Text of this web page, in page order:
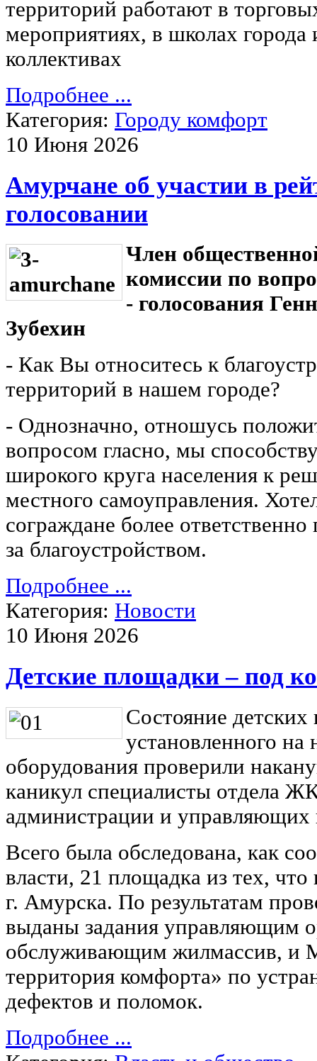
территорий работают в
мероприятиях, в школах города
коллективах
Подробнее ...
Категория: Городу комфорт
10 Июня 2026
Амурчане об участии в
голосовании
Член
комиссии по
- голосования
Зубехин
- Как Вы относитесь к
территорий в нашем городе?
- Однозначно, отношусь
вопросом гласно, мы
широкого круга населения к
местного самоуправления.
сограждане более
за благоустройством.
Подробнее ...
Категория: Новости
10 Июня 2026
Детские площадки – под
Состояние
установленного на
оборудования проверили
каникул специалисты отдела
администрации и управляющих
Всего была обследована, как
власти, 21 площадка из тех,
г. Амурска. По результатам
выданы задания управляющим
обслуживающим жилмассив, и
территория комфорта» по
дефектов и поломок.
Подробнее ...